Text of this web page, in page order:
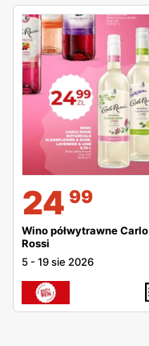
24 99
Wino półwytrawne Carlo
Rossi
5 -19 sie 2026